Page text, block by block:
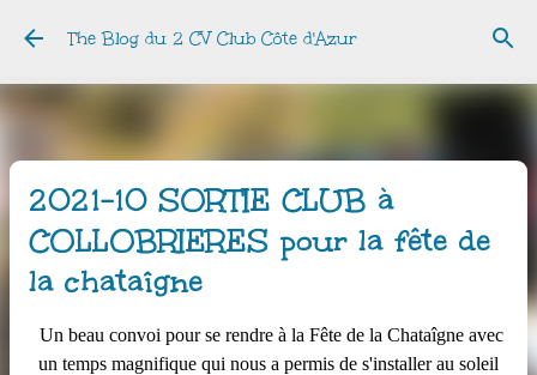
Accéder au contenu principal
The Blog du 2 CV Club Côte d'Azur
2021-10 SORTIE CLUB à
COLLOBRIERES pour la fête de
la chataîgne
Un beau convoi pour se rendre à la Fête de la Chataîgne avec
un temps magnifique qui nous a permis de s'installer au soleil